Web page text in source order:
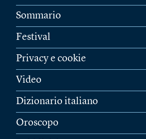
Sommario
Festival
Privacy e cookie
Video
Dizionario italiano
Oroscopo